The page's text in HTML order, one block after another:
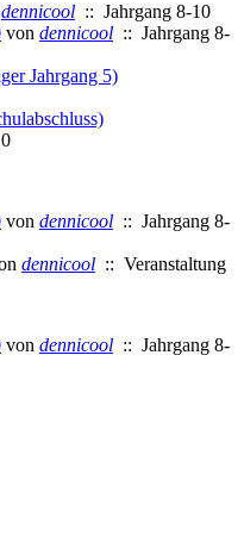
dennicool :: Jahrgang 8-10
von dennicool :: Jahrgang 8-
Jahrgang 5)
von dennicool :: Jahrgang 8-
dennicool :: Veranstaltung
von dennicool :: Jahrgang 8-